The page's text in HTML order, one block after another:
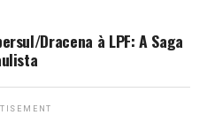
Dracena à LPF: A Saga